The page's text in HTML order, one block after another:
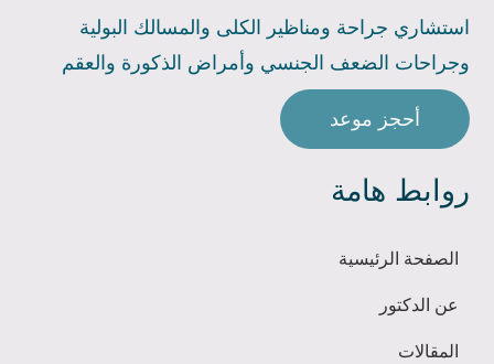
روابط هامة
الصفحة الرئيسية
عن الدكتور
المقالات
استشاري جراحة ومناظير الكلى والمسالك البولية
وجراحات الضعف الجنسي وأمراض الذكورة والعقم
أحجز موعد